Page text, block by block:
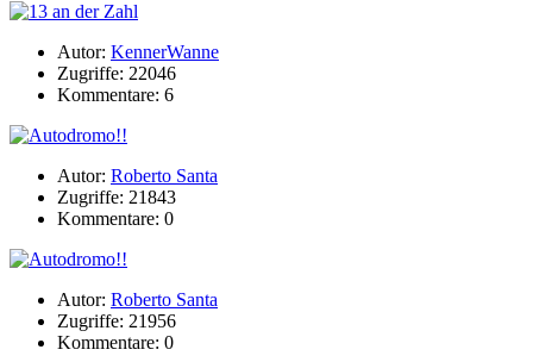
Autor: KennerWanne
Zugriffe: 22046
Kommentare: 6
Autor: Roberto Santa
Zugriffe: 21843
Kommentare: 0
Autor: Roberto Santa
Zugriffe: 21956
Kommentare: 0